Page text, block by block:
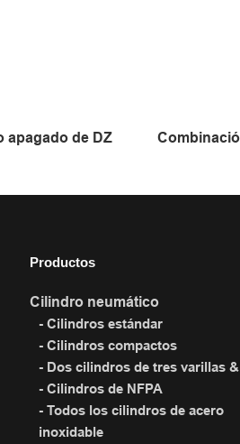
apagado de DZ
Productos
Cilindro neumático
- Cilindros estándar
- Cilindros compactos
- Dos cilindros de tres varillas &
- Cilindros de NFPA
- Todos los cilindros de acero
inoxidable